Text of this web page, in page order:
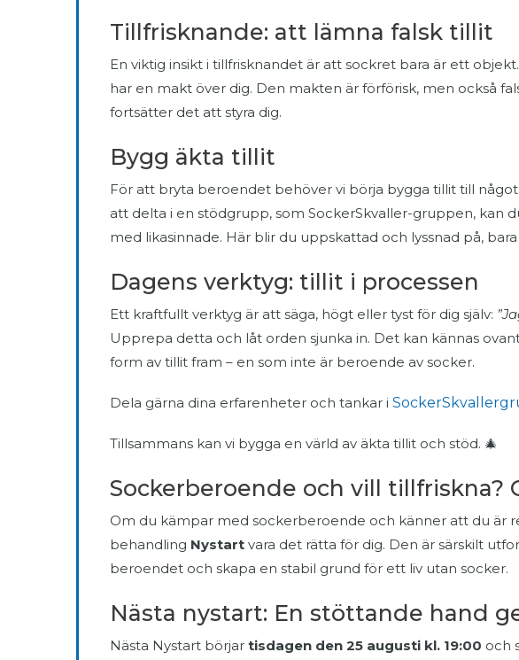
Tillfrisknande: att lämna falsk tillit
En viktig insikt i tillfrisknandet är att sockret bara är ett
har en makt över dig. Den makten är förförisk, men också
fortsätter det att styra dig.
Bygg äkta tillit
För att bryta beroendet behöver vi börja bygga tillit till
att delta i en stödgrupp, som SockerSkvaller-gruppen, kan
med likasinnade. Här blir du uppskattad och lyssnad på,
Dagens verktyg: tillit i processen
Ett kraftfullt verktyg är att säga, högt eller tyst för dig själv:
Upprepa detta och låt orden sjunka in. Det kan kännas
form av tillit fram – en som inte är beroende av socker.
Dela gärna dina erfarenheter och tankar i
Tillsammans kan vi bygga en värld av äkta tillit och stöd. 🎄
Sockerberoende och vill tillfriskna?
Om du kämpar med sockerberoende och känner att du är
behandling Nystart vara det rätta för dig. Den är särskilt
beroendet och skapa en stabil grund för ett liv utan socker.
Nästa nystart: En stöttande hand
Nästa Nystart börjar tisdagen den 25 augusti kl. 19:00 och